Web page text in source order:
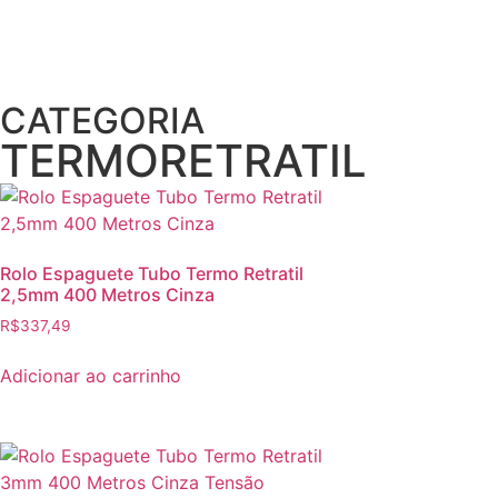
CATEGORIA
TERMORETRATIL
Rolo Espaguete Tubo Termo Retratil
2,5mm 400 Metros Cinza
R$337,49
Adicionar ao carrinho